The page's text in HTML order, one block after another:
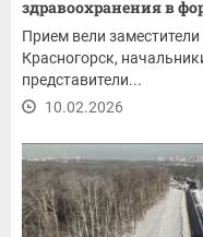
здравоохранения в
Прием вели
Красногорск,
представители...
10.02.2026